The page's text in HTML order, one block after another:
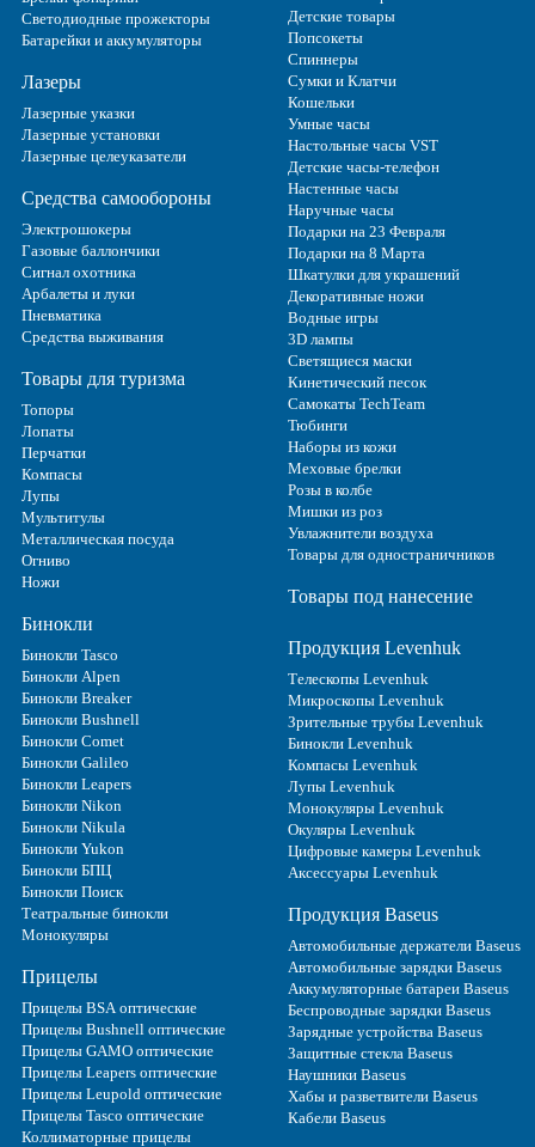
Светодиодные прожекторы
Батарейки и аккумуляторы
Лазеры
Лазерные указки
Лазерные установки
Лазерные целеуказатели
Средства самообороны
Электрошокеры
Газовые баллончики
Сигнал охотника
Арбалеты и луки
Пневматика
Средства выживания
Товары для туризма
Топоры
Лопаты
Перчатки
Компасы
Лупы
Мультитулы
Металлическая посуда
Огниво
Ножи
Бинокли
Бинокли Tasco
Бинокли Alpen
Бинокли Breaker
Бинокли Bushnell
Бинокли Comet
Бинокли Galileo
Бинокли Leapers
Бинокли Nikon
Бинокли Nikula
Бинокли Yukon
Бинокли БПЦ
Бинокли Поиск
Театральные бинокли
Монокуляры
Прицелы
Прицелы BSA оптические
Прицелы Bushnell оптические
Прицелы GAMO оптические
Прицелы Leapers оптические
Прицелы Leupold оптические
Прицелы Tasco оптические
Коллиматорные прицелы
Детские товары
Попсокеты
Спиннеры
Сумки и Клатчи
Кошельки
Умные часы
Настольные часы VST
Детские часы-телефон
Настенные часы
Наручные часы
Подарки на 23 Февраля
Подарки на 8 Марта
Шкатулки для украшений
Декоративные ножи
Водные игры
3D лампы
Светящиеся маски
Кинетический песок
Самокаты TechTeam
Тюбинги
Наборы из кожи
Меховые брелки
Розы в колбе
Мишки из роз
Увлажнители воздуха
Товары для одностраничников
Товары под нанесение
Продукция Levenhuk
Телескопы Levenhuk
Микроскопы Levenhuk
Зрительные трубы Levenhuk
Бинокли Levenhuk
Компасы Levenhuk
Лупы Levenhuk
Монокуляры Levenhuk
Окуляры Levenhuk
Цифровые камеры Levenhuk
Аксессуары Levenhuk
Продукция Baseus
Автомобильные держатели Baseus
Автомобильные зарядки Baseus
Аккумуляторные батареи Baseus
Беспроводные зарядки Baseus
Зарядные устройства Baseus
Защитные стекла Baseus
Наушники Baseus
Хабы и разветвители Baseus
Кабели Baseus